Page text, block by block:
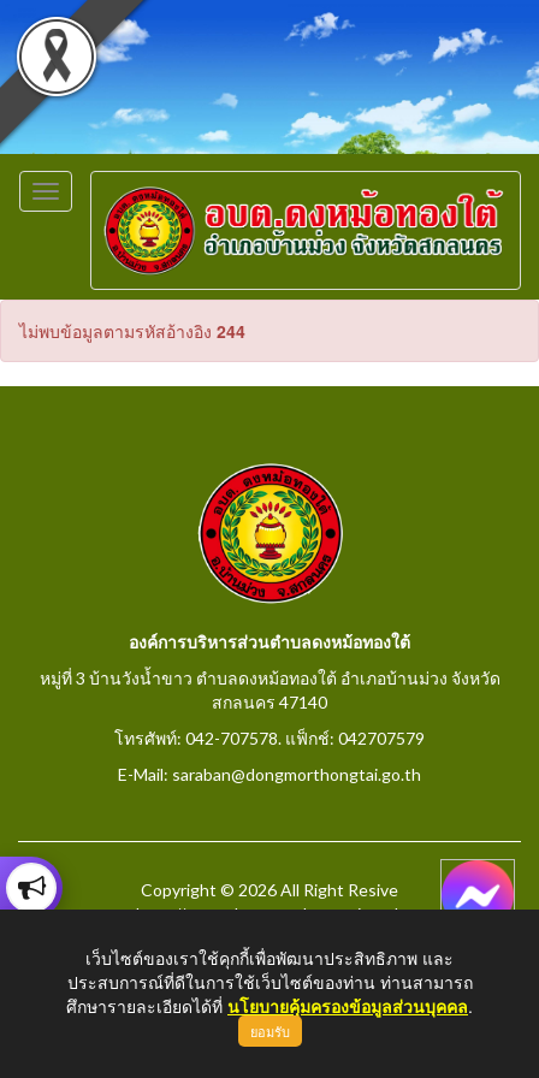
Toggle
navigation
ไม่พบข้อมูลตามรหัสอ้างอิง 244
องค์การบริหารส่วนตำบลดงหม้อทองใต้
หมู่ที่ 3 บ้านวังน้ำขาว ตำบลดงหม้อทองใต้ อำเภอบ้านม่วง จังหวัด
สกลนคร 47140
โทรศัพท์: 042-707578. แฟ็กช์: 042707579
E-Mail: saraban@dongmorthongtai.go.th
Copyright © 2026 All Right Resive
http://www.dongmorthongtai.go.th
เว็บไซต์ของเราใช้คุกกี้เพื่อพัฒนาประสิทธิภาพ และ
ประสบการณ์ที่ดีในการใช้เว็บไซต์ของท่าน ท่านสามารถ
ศึกษารายละเอียดได้ที่ นโยบายคุ้มครองข้อมูลส่วนบุคคล.
ยอมรับ